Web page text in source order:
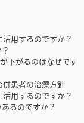
用するのですか？
下がるのはなぜです
併患者の治療方針
用するのですか？
るのですか？